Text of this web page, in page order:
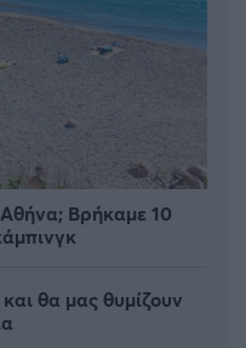
Βρήκαμε 10
θα μας θυμίζουν